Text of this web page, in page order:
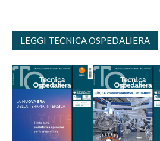
LEGGI TECNICA OSPEDALIERA